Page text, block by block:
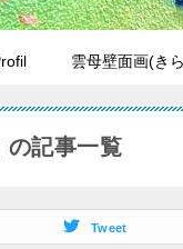
雲母壁面画(き
の記事一覧
Tweet